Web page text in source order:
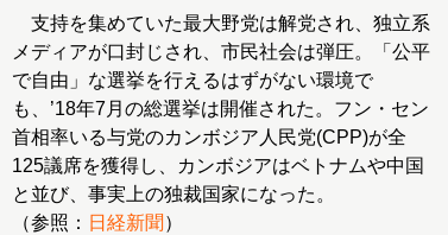
支持を集めていた最大野党は解党され、独立系
メディアが口封じされ、市民社会は弾圧。「公平
で自由」な選挙を行えるはずがない環境で
も、’18年7月の総選挙は開催された。フン・セン
首相率いる与党のカンボジア人民党(CPP)が全
125議席を獲得し、カンボジアはベトナムや中国
と並び、事実上の独裁国家になった。
（参照： 日経新聞 ）